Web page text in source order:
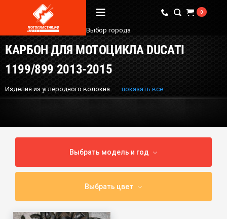
Вопрос / Ответ
Бренды
О Магазине
Мы в соцсетях
Наши контакты
+7 (910) 684-44-88
info@мотопластик.рф
Выбор города
0
КАРБОН ДЛЯ МОТОЦИКЛА DUCATI
1199/899 2013-2015
Изделия из углеродного волокна показать все
Выбрать модель и год
Выбрать цвет